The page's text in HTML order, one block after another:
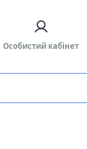
Особистий кабінет